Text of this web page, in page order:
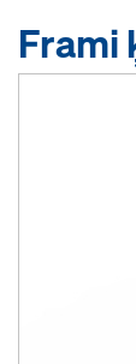
Frami